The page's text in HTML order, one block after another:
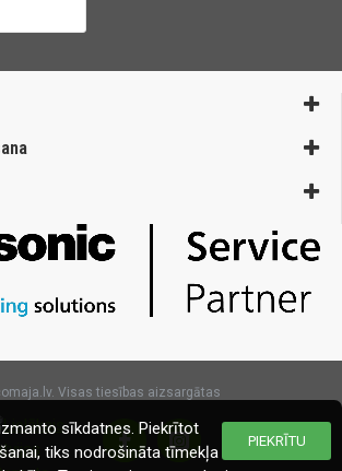
Visas tiesības aizsargātas
PIEKRĪTU
sīkdatnes. Piekrītot
tiks nodrošināta tīmekļa